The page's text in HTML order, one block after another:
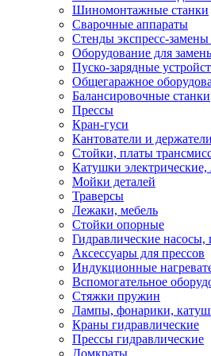
Шиномонтажные станки
Сварочные аппараты
Стенды экспресс-
Оборудование для
Пуско-зарядные
Общегаражное
Балансировочные станки
Прессы
Кран-гуси
Кантователи и
Стойки, платы
Катушки
Мойки деталей
Траверсы
Лежаки, мебель
Стойки опорные
Гидравлические
Аксессуары для прессов
Индукционные
Вспомогательное
Стяжки пружин
Лампы, фонарики,
Краны гидравлические
Прессы гидравлические
Домкраты